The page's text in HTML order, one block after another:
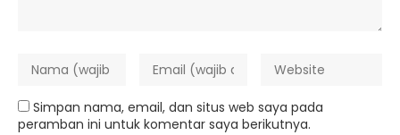
Simpan nama, email, dan situs web saya pada
peramban ini untuk komentar saya berikutnya.